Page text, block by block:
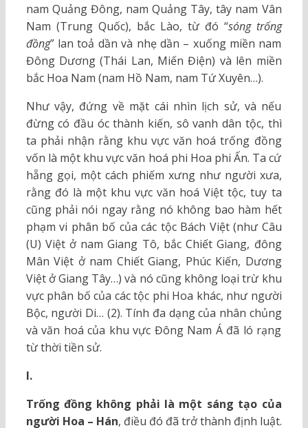
nam Quảng Đông, nam Quảng Tây, tây nam Vân
Nam (Trung Quốc), bắc Lào, từ đó “sóng trống
đồng” lan toả dần và nhẹ dần – xuống miền nam
Đông Dương (Thái Lan, Miến Điện) và lên miền
bắc Hoa Nam (nam Hồ Nam, nam Tứ Xuyên…).
Như vậy, đứng về mặt cái nhìn lịch sử, và nếu
đừng có đầu óc thành kiến, sô vanh dân tộc, thì
ta phải nhận rằng khu vực văn hoá trống đồng
vốn là một khu vực văn hoá phi Hoa phi Ấn. Ta cứ
hẵng gọi, một cách phiếm xưng như người xưa,
rằng đó là một khu vực văn hoá Việt tộc, tuy ta
cũng phải nói ngay rằng nó không bao hàm hết
phạm vi phân bố của các tộc Bách Việt (như Câu
(U) Việt ở nam Giang Tô, bắc Chiết Giang, đông
Mân Việt ở nam Chiết Giang, Phúc Kiến, Dương
Việt ở Giang Tây…) và nó cũng không loại trừ khu
vực phân bố của các tộc phi Hoa khác, như người
Bộc, người Di… (2). Tính đa dạng của nhân chủng
và văn hoá của khu vực Đông Nam Á đã ló rạng
từ thời tiền sử.
I.
Trống đồng không phải là một sáng tạo của
người Hoa – Hán, điều đó đã trở thành định luật.